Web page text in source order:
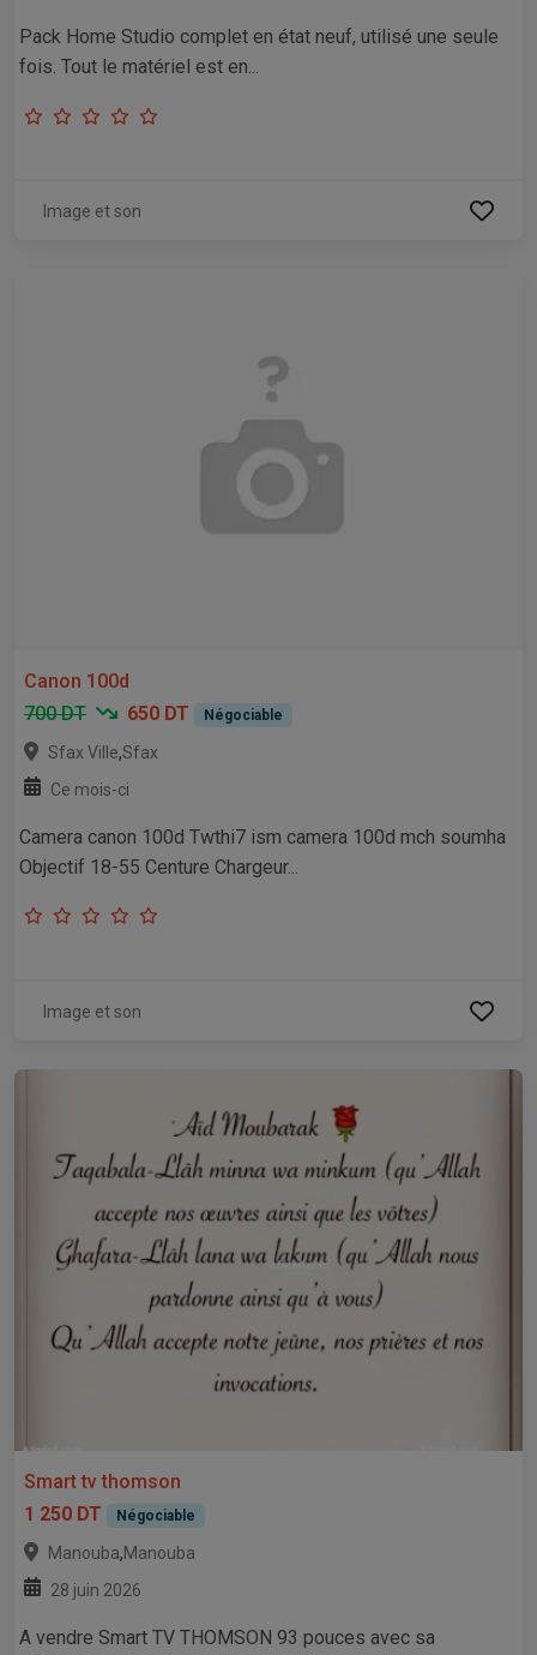
Pack Home Studio complet en état neuf, utilisé une seule
fois. Tout le matériel est en...
Image et son
Canon 100d
700 DT
650 DT Négociable
Sfax Ville,Sfax
Ce mois-ci
Camera canon 100d Twthi7 ism camera 100d mch soumha
Objectif 18-55 Centure Chargeur...
Image et son
Smart tv thomson
1 250 DT
Négociable
Manouba,Manouba
28 juin 2026
A vendre Smart TV THOMSON 93 pouces avec sa